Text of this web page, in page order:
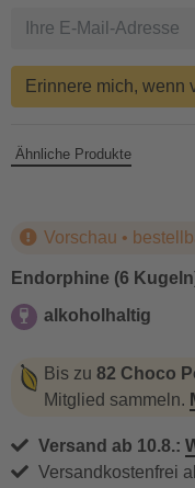
Vorschau •
Endorphine (6
alkoholhaltig
Bis zu 82 Choco
Mitglied sammeln.
Versand ab 10.8.:
Versandkostenfrei
Erinnere mich, wenn
Ähnliche Produkte